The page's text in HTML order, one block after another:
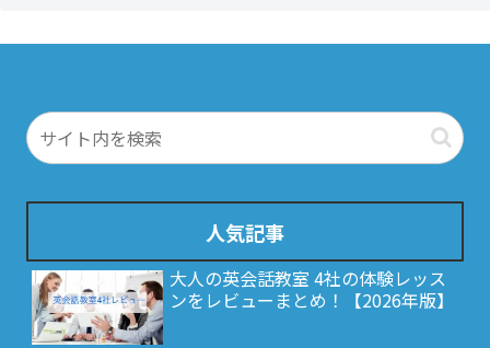
人気記事
大人の英会話教室 4社の体験レッス
ンをレビューまとめ！【2026年版】